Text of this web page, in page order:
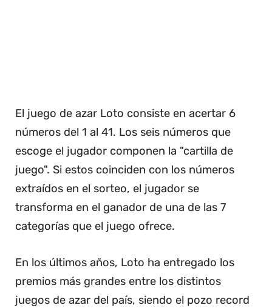
El juego de azar Loto consiste en acertar 6
números del 1 al 41. Los seis números que
escoge el jugador componen la "cartilla de
juego". Si estos coinciden con los números
extraídos en el sorteo, el jugador se
transforma en el ganador de una de las 7
categorías que el juego ofrece.
En los últimos años, Loto ha entregado los
premios más grandes entre los distintos
juegos de azar del país, siendo el pozo record